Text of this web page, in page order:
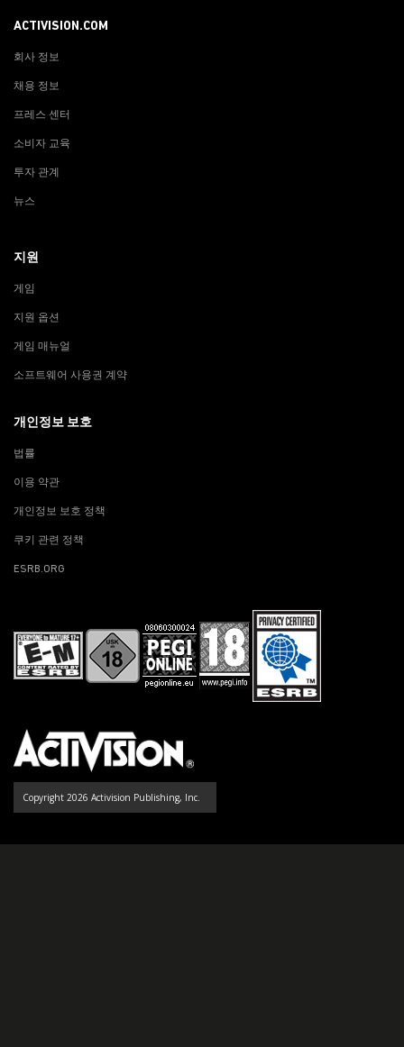
ACTIVISION.COM
회사 정보
채용 정보
프레스 센터
소비자 교육
투자 관계
뉴스
지원
게임
지원 옵션
게임 매뉴얼
소프트웨어 사용권 계약
개인정보 보호
법률
이용 약관
개인정보 보호 정책
쿠키 관련 정책
ESRB.ORG
Copyright 2026 Activision Publishing, Inc.